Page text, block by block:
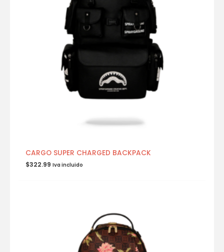
CARGO SUPER CHARGED BACKPACK
$322.99 Iva incluido